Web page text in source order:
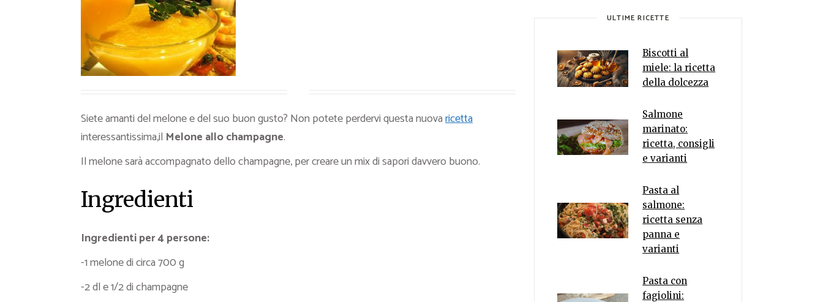
Ricette Piatti unici
Ricette Pesce
Video Ricette
Siete amanti del melone e del suo buon gusto? Non potete perdervi questa nuovaricetta
interessantissima,il Melone allo champagne.
Il melone sarà accompagnato dello champagne, per creare un mix di sapori davvero buono.
Ingredienti
Ingredienti per 4 persone:
-1 melone di circa 700 g
-2 dl e 1/2 di champagne
ULTIME RICETTE
Biscotti al
miele: la ricetta
della dolcezza
Salmone
marinato:
ricetta, consigli
e varianti
Pasta al
salmone:
ricetta senza
panna e
varianti
Pasta con
fagiolini: